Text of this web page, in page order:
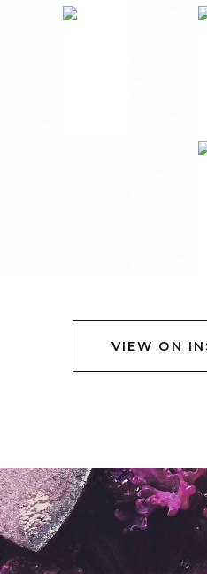
VIEW ON